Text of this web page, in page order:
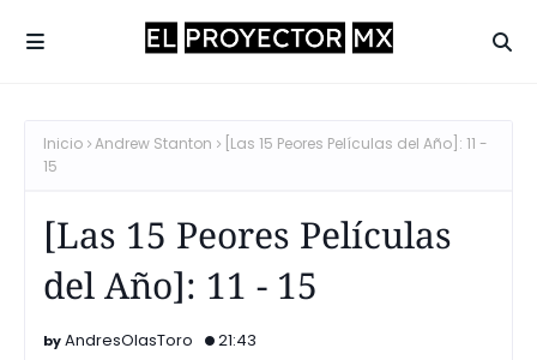
Inicio Andrew Stanton
[Las 15 Peores Películas del Año]: 11 -
15
[Las 15 Peores Películas
del Año]: 11 - 15
AndresOlasToro 21:43